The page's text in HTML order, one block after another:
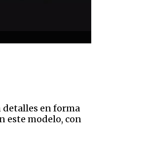
detalles en forma
este modelo, con